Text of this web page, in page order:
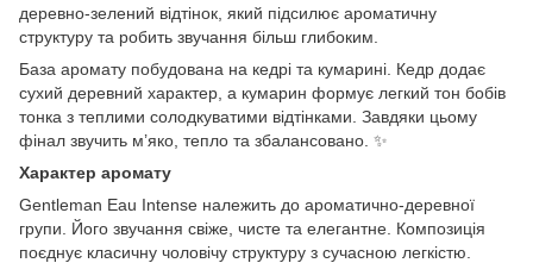
деревно-зелений відтінок, який підсилює ароматичну
структуру та робить звучання більш глибоким.
База аромату побудована на кедрі та кумарині. Кедр додає
сухий деревний характер, а кумарин формує легкий тон бобів
тонка з теплими солодкуватими відтінками. Завдяки цьому
фінал звучить м’яко, тепло та збалансовано. ✨
Характер аромату
Gentleman Eau Intense належить до ароматично-деревної
групи. Його звучання свіже, чисте та елегантне. Композиція
поєднує класичну чоловічу структуру з сучасною легкістю.